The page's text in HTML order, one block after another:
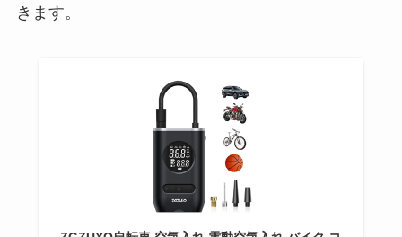
きます。